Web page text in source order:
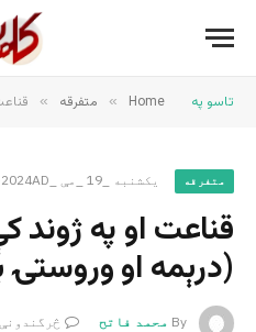
تاسو په Home
» متفرقه » قناعت
متفرقه یکشنبه _19 _مې _2024AH 19-5-2024AD
قناعت او په ژوند
(درېمه او وروستۍ
By محمد فاتح